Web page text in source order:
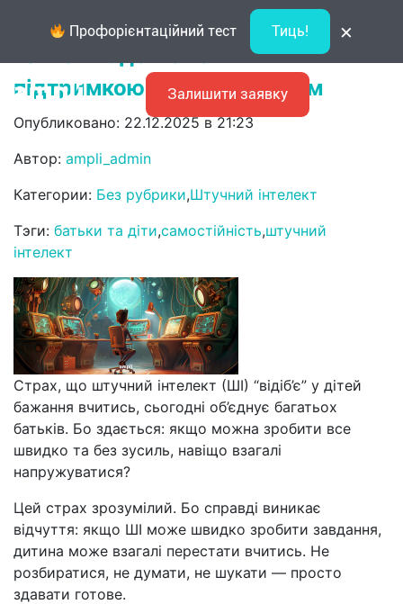
Профорієнтаційний тест Тиць! ×
Залишити заявку
Штучний інтелект як помічник у
навчанні: де межа між
підтримкою та списуванням
Опубликовано: 22.12.2025 в 21:23
Автор: ampli_admin
Категории: Без рубрики,Штучний інтелект
Тэги: батьки та діти,самостійність,штучний
інтелект
Страх, що штучний інтелект (ШІ) “відіб’є” у дітей
бажання вчитись, сьогодні об’єднує багатьох
батьків. Бо здається: якщо можна зробити все
швидко та без зусиль, навіщо взагалі
напружуватися?
Цей страх зрозумілий. Бо справді виникає
відчуття: якщо ШІ може швидко зробити завдання,
дитина може взагалі перестати вчитись. Не
розбиратися, не думати, не шукати — просто
здавати готове.